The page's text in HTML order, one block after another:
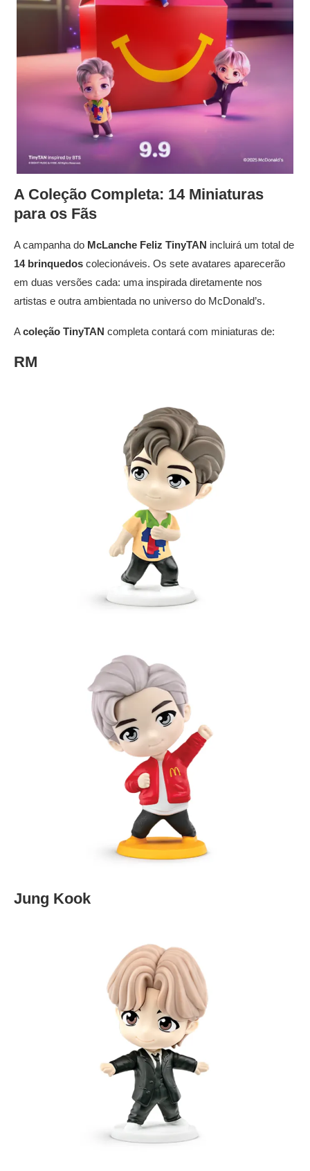
A Coleção Completa: 14 Miniaturas
para os Fãs
A campanha do McLanche Feliz TinyTAN incluirá um total de
14 brinquedos colecionáveis. Os sete avatares aparecerão
em duas versões cada: uma inspirada diretamente nos
artistas e outra ambientada no universo do McDonald’s.
Acoleção TinyTAN completa contará com miniaturas de:
RM
Jung Kook